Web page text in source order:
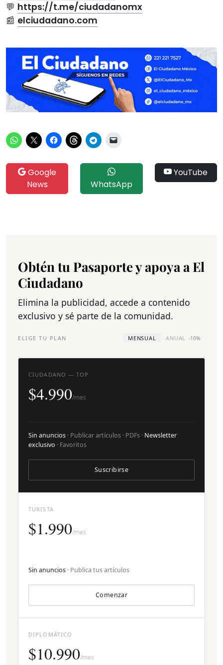
💬 https://t.me/ciudadanomx
📰 elciudadano.com
Google
News
WhatsApp
YouTube
Obtén tu Pasaporte y apoya a El
Ciudadano
Elimina la publicidad, accede a contenido
exclusivo y sé parte de la comunidad.
ELIGE TU PLAN MENSUAL ANUAL -10%
TURISTA
$1.990/mes
Sin anuncios · Publica tus artículos
Comenzar
CIUDADANO — TOP
$4.990/mes
Sin anuncios · Publicar artículos · PDFs · Newsletter
exclusivo · Favoritos
Suscribirse
DIPLOMÁTICO
$10.990/mes